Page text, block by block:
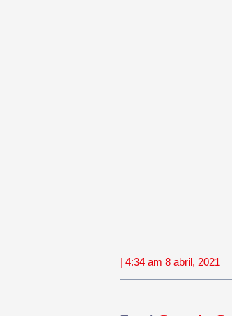
| 4:34 am 8 abril, 2021